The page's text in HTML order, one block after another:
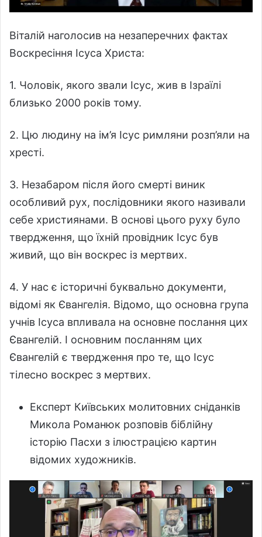
Віталій наголосив на незаперечних фактах
Воскресіння Ісуса Христа:
1. Чоловік, якого звали Ісус, жив в Ізраїлі
близько 2000 років тому.
2. Цю людину на ім’я Ісус римляни розп’яли на
хресті.
3. Незабаром після його смерті виник
особливий рух, послідовники якого називали
себе християнами. В основі цього руху було
твердження, що їхній провідник Ісус був
живий, що він воскрес із мертвих.
4. У нас є історичні буквально документи,
відомі як Євангелія. Відомо, що основна група
учнів Ісуса впливала на основне послання цих
Євангелій. І основним посланням цих
Євангелій є твердження про те, що Ісус
тілесно воскрес з мертвих.
Експерт Київських молитовних сніданків
Микола Романюк розповів біблійну
історію Пасхи з ілюстрацією картин
відомих художників.